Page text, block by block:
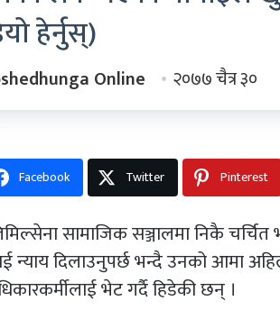
हेर्नुस्)
Online २०७७ चैत्र ३०
Facebook Twitter Pinterest
सामाजिक सञ्जालमा निकै
न्याय दिलाउनुपर्छ भन्दै उनको आमा
भेट गर्दै हिडेकी छन् ।